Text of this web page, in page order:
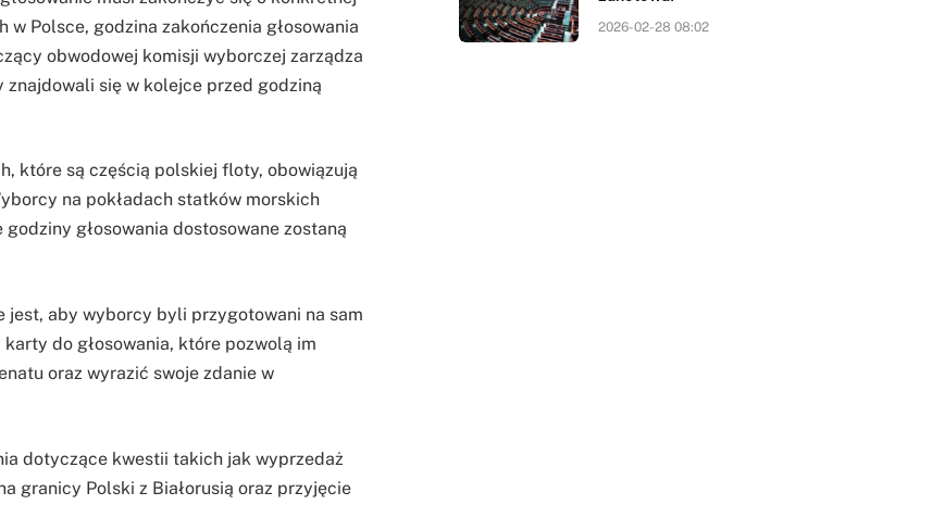
Polsce, godzina zakończenia głosowania
obwodowej komisji wyborczej zarządza
się w kolejce przed godziną
które są częścią polskiej floty, obowiązują
na pokładach statków morskich
głosowania dostosowane zostaną
aby wyborcy byli przygotowani na sam
do głosowania, które pozwolą im
oraz wyrazić swoje zdanie w
dotyczące kwestii takich jak wyprzedaż
granicy Polski z Białorusią oraz przyjęcie
2026-02-28 08:02